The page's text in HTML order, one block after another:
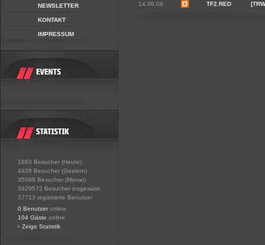
NEWSLETTER
KONTAKT
IMPRESSUM
1860 Besucher (Heute)
4928 Besucher (Gestern)
35098 Besucher (Monat)
3929572 Besucher insgesamt
37713 registrierte Benutzer
0 Benutzer online
104 Gäste online
• Zeige Statistik
14.06.08
TF2.RED